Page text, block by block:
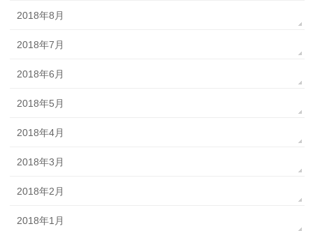
2018年8月
2018年7月
2018年6月
2018年5月
2018年4月
2018年3月
2018年2月
2018年1月